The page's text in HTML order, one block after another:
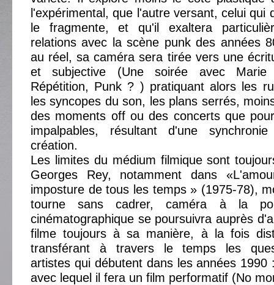
l'expérimental, que l'autre versant, celui qui
le fragmente, et qu'il exaltera
relations avec la scène punk des années
au réel, sa caméra sera tirée vers une
et subjective (Une soirée avec
Répétition, Punk ? ) pratiquant alors les
les syncopes du son, les plans serrés,
des moments off ou des concerts que
impalpables, résultant d'une
création.
Les limites du médium filmique sont
Georges Rey, notamment dans
imposture de tous les temps » (1975-78),
tourne sans cadrer, caméra à la
cinématographique se poursuivra auprès
filme toujours à sa manière, à la fois
transférant à travers le temps les
artistes qui débutent dans les années 1990
avec lequel il fera un film performatif (No